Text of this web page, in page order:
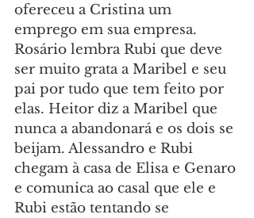
ofereceu a Cristina um
emprego em sua empresa.
Rosário lembra Rubi que deve
ser muito grata a Maribel e seu
pai por tudo que tem feito por
elas. Heitor diz a Maribel que
nunca a abandonará e os dois se
beijam. Alessandro e Rubi
chegam à casa de Elisa e Genaro
e comunica ao casal que ele e
Rubi estão tentando se